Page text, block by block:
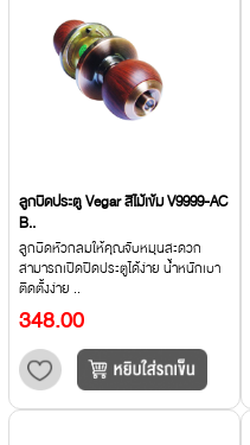
ลูกบิดประตู Vegar สีไม้เข้ม V9999-AC
B..
ลูกบิดหัวกลมให้คุณจับหมุนสะดวก
สามารถเปิดปิดประตูได้ง่าย น้ำหนักเบา
ติดตั้งง่าย ..
348.00